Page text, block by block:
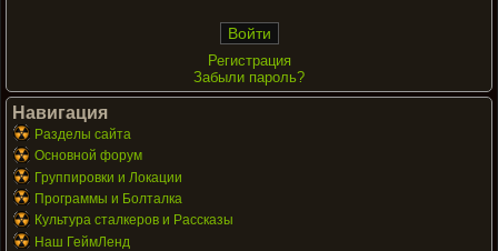
Регистрация
Забыли пароль?
Навигация
Разделы сайта
Основной форум
Группировки и Локации
Программы и Болталка
Культура сталкеров и Рассказы
Наш ГеймЛенд